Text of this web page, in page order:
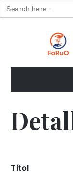
Search
for:
Títol